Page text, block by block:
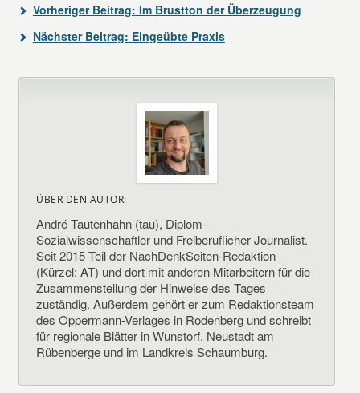
Vorheriger Beitrag: Im Brustton der Überzeugung
Nächster Beitrag: Eingeübte Praxis
ÜBER DEN AUTOR:
André Tautenhahn (tau), Diplom-
Sozialwissenschaftler und Freiberuflicher Journalist.
Seit 2015 Teil der NachDenkSeiten-Redaktion
(Kürzel: AT) und dort mit anderen Mitarbeitern für die
Zusammenstellung der Hinweise des Tages
zuständig. Außerdem gehört er zum Redaktionsteam
des Oppermann-Verlages in Rodenberg und schreibt
für regionale Blätter in Wunstorf, Neustadt am
Rübenberge und im Landkreis Schaumburg.